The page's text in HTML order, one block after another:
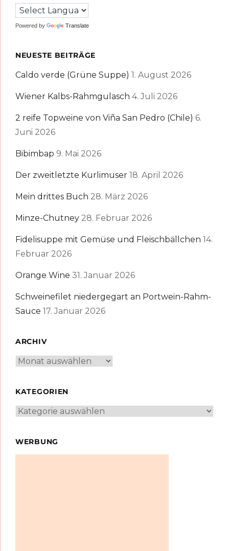
Powered by Translate
NEUESTE BEITRÄGE
Caldo verde (Grüne Suppe) 1. August 2026
Wiener Kalbs-Rahmgulasch 4. Juli 2026
2 reife Topweine von Viña San Pedro (Chile) 6.
Juni 2026
Bibimbap 9. Mai 2026
Der zweitletzte Kurlimuser 18. April 2026
Mein drittes Buch 28. März 2026
Minze-Chutney 28. Februar 2026
Fidelisuppe mit Gemüse und Fleischbällchen 14.
Februar 2026
Orange Wine 31. Januar 2026
Schweinefilet niedergegart an Portwein-Rahm-
Sauce 17. Januar 2026
ARCHIV
Archiv
KATEGORIEN
Kategorien
WERBUNG